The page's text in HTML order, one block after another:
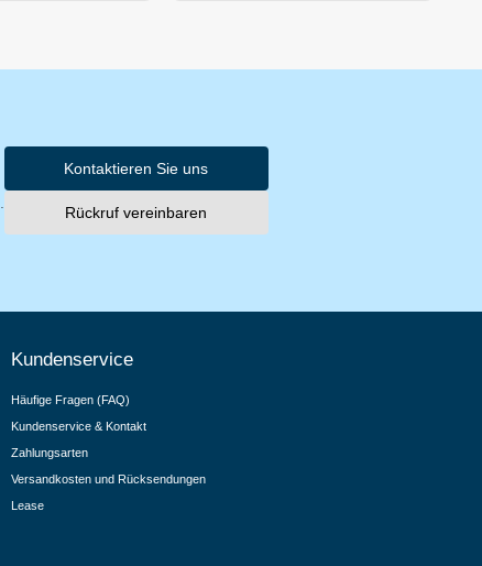
Kontaktieren Sie uns
Rückruf vereinbaren
Kundenservice
Häufige Fragen (FAQ)
Kundenservice & Kontakt
Zahlungsarten
Versandkosten und Rücksendungen
Lease